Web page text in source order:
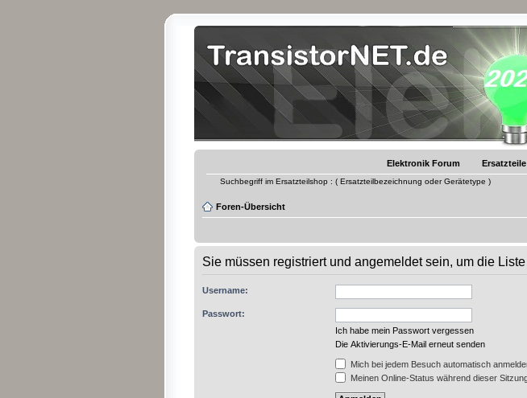
Elektronik Forum
Suchbegriff im Ersatzteilshop : ( Ersatzteilbezeichnung oder Gerätetype )
Foren-Übersicht
Sie müssen registriert und angemeldet sein, um die
Username:
Passwort:
Ich habe mein Passwort vergessen
Die Aktivierungs-E-Mail erneut senden
Mich bei jedem Besuch automatisch
Meinen Online-Status während dieser